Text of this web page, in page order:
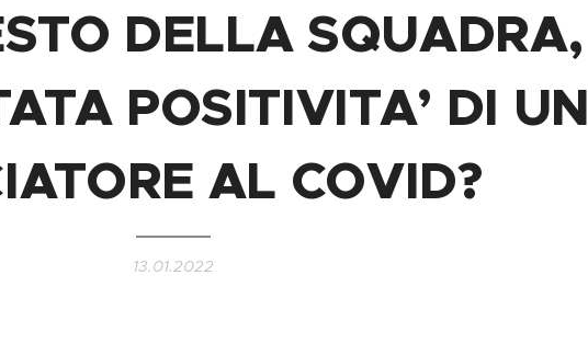
DELLA SQUADRA,
POSITIVITA’ DI UN
AL COVID?
13.01.2022